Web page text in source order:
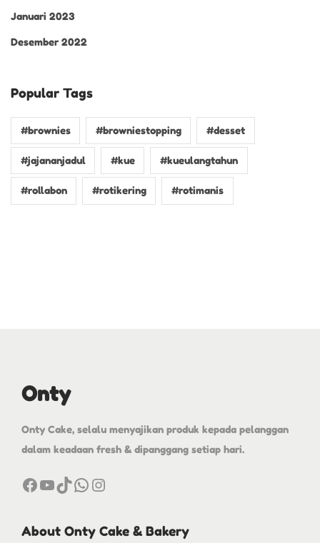
Januari 2023
Desember 2022
Popular Tags
#brownies #browniestopping #desset
#jajananjadul #kue #kueulangtahun
#rollabon #rotikering #rotimanis
Onty
Onty Cake, selalu menyajikan produk kepada pelanggan
dalam keadaan fresh & dipanggang setiap hari.
About Onty Cake & Bakery